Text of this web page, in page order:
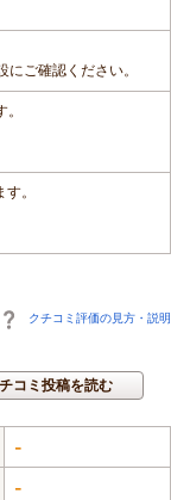
ご確認ください。
。
クチコミ評価の見方・説明
コミ投稿を読む
-
-